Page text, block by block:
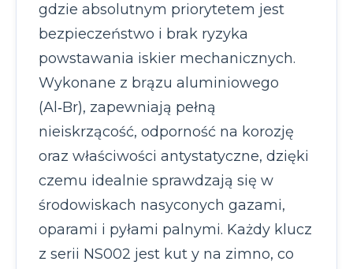
gdzie absolutnym priorytetem jest
bezpieczeństwo i brak ryzyka
powstawania iskier mechanicznych.
Wykonane z brązu aluminiowego
(Al‑Br), zapewniają pełną
nieiskrzącość, odporność na korozję
oraz właściwości antystatyczne, dzięki
czemu idealnie sprawdzają się w
środowiskach nasyconych gazami,
oparami i pyłami palnymi. Każdy klucz
z serii NS002 jest kut y na zimno, co